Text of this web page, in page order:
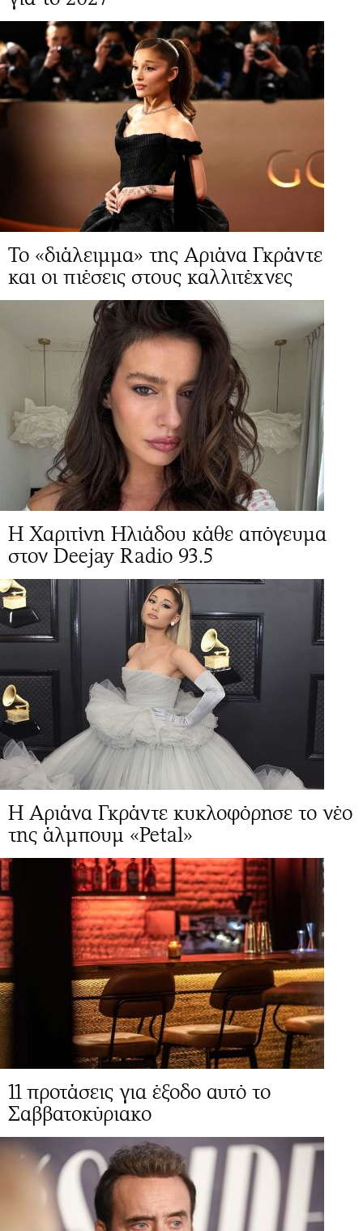
Το «διάλειμμα» της Αριάνα Γκράντε
και οι πιέσεις στους καλλιτέχνες
Η Χαριτίνη Ηλιάδου κάθε απόγευμα
στον Deejay Radio 93.5
Η Αριάνα Γκράντε κυκλοφόρησε το νέο
της άλμπουμ «Petal»
11 προτάσεις για έξοδο αυτό το
Σαββατοκύριακο